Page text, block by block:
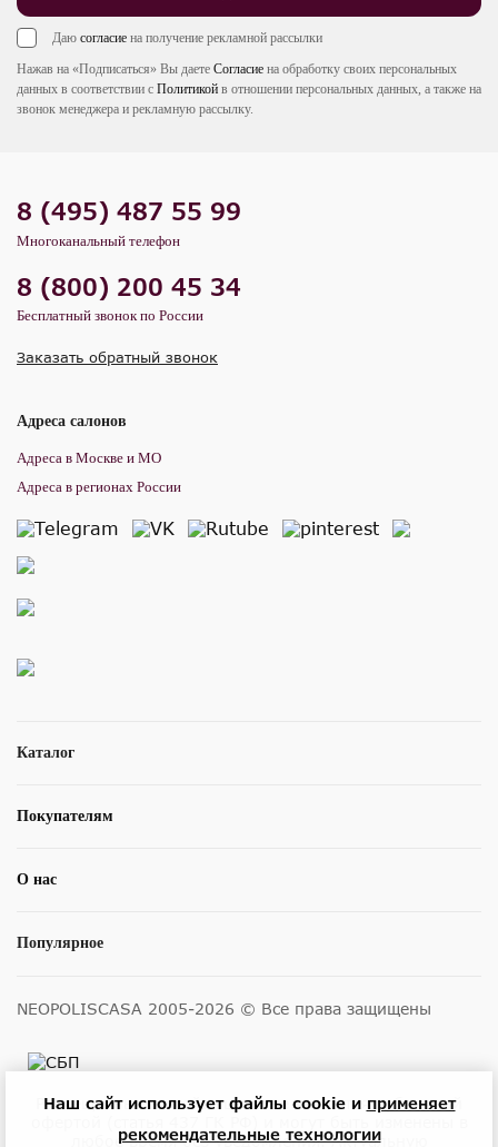
Даю согласие на получение рекламной рассылки
Нажав на «Подписаться» Вы даете Согласие на обработку своих персональных
данных в соответствии с Политикой в отношении персональных данных, а также на
звонок менеджера и рекламную рассылку.
Каталог
Покупателям
О нас
Популярное
8 (495) 487 55 99
Многоканальный телефон
8 (800) 200 45 34
Бесплатный звонок по России
Заказать обратный звонок
Адреса салонов
Адреса в Москве и МО
Адреса в регионах России
NEOPOLISCASA 2005-2026 © Все права защищены
Размещенные на сайте цены не являются публичной
любое время без уведомления. Актуальную
Наш сайт использует файлы cookie и применяет
рекомендательные технологии